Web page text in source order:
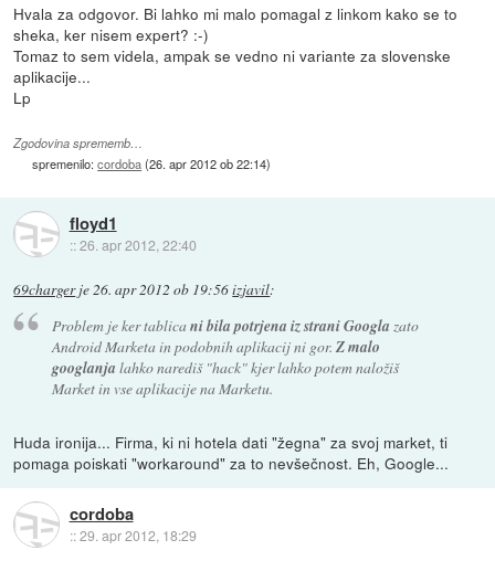
Hvala za odgovor. Bi lahko mi malo pomagal z linkom kako se to
sheka, ker nisem expert? :-)
Tomaz to sem videla, ampak se vedno ni variante za slovenske
aplikacije...
Lp
Zgodovina sprememb…
spremenilo:cordoba(26. apr 2012 ob 22:14)
floyd1
::26. apr 2012, 22:40
69chargerje26. apr 2012 ob 19:56izjavil:
Problem je ker tablicani bila potrjena iz strani Googla zato
Android Marketa in podobnih aplikacij ni gor. Z malo
googlanja lahko narediš "hack" kjer lahko potem naložiš
Market in vse aplikacije na Marketu.
Huda ironija... Firma, ki ni hotela dati "žegna" za svoj market, ti
pomaga poiskati "workaround" za to nevšečnost. Eh, Google...
cordoba
::29. apr 2012, 18:29